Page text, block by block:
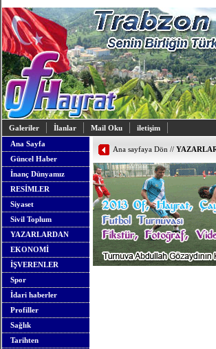
Galeriler İlanlar Mail Oku
iletişim
Ana Sayfa
Güncel Haber
İnanç Dünyamız
RESİMLER
Siyaset
Sivil Toplum
YAZARLARDAN
EKONOMİ
İŞVERENLER
Spor
İdari haberler
Profiller
Sağlık
Tarihten
Ana sayfaya Dön //